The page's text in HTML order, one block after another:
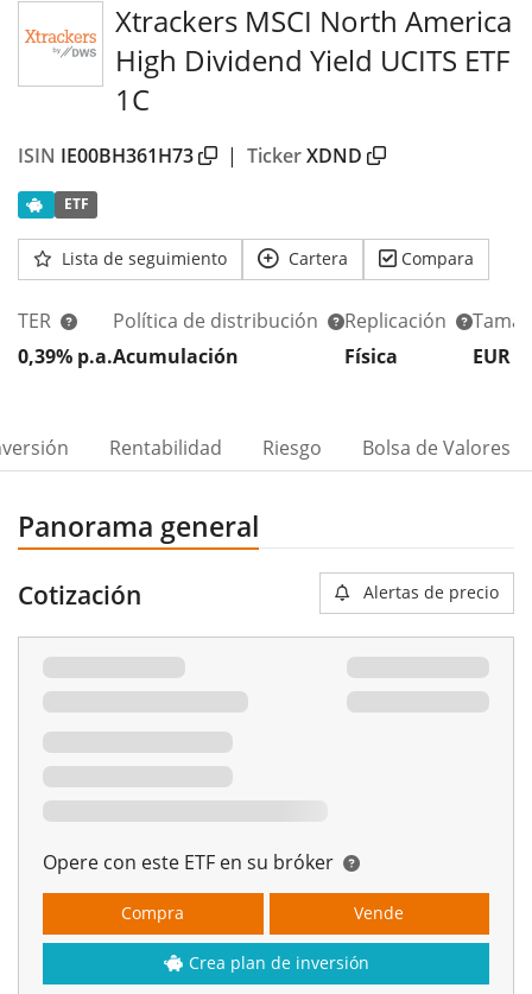
Xtrackers MSCI North America
High Dividend Yield UCITS ETF
1C
ISIN IE00BH361H73 | TickerXDND
ETF
Lista de seguimiento Cartera Compara
TER
0,39% p.a.
Política de distribución
Acumulación
Replicación
Física
EUR
Rentabilidad Riesgo Bolsa de Valores
Panorama general
Cotización Alertas de precio
Opere con este ETF en su bróker
Compra Vende
Crea plan de inversión